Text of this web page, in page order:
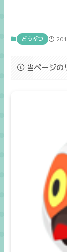
どうぶつ
当ページの